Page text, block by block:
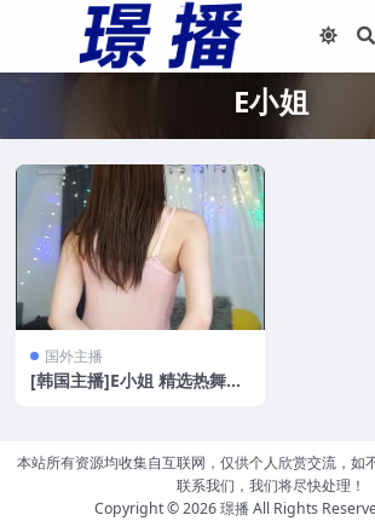
E小姐
国外主播
[韩国主播]E小姐 精选热舞绿
本站所有资源均收集自互联网，仅供个人欣赏交流，如
联系我们，我们将尽快处理！
Copyright © 2026璟播All Rights